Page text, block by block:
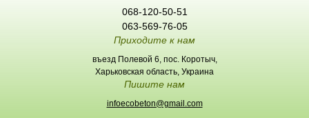
068-120-50-51
063-569-76-05
Приходите к нам
въезд Полевой 6, пос. Коротыч,
Харьковская область, Украина
Пишите нам
infoecobeton@gmail.com